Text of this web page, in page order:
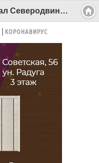
Культура - Беломорканал Северодвинск tv29.ru
КОРОНАВИРУС